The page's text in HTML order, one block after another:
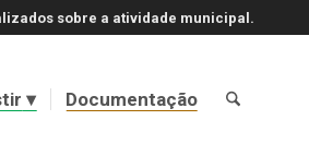
sobre a atividade municipal.
Documentação